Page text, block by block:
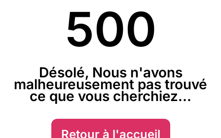
500
Désolé, Nous n'avons
malheureusement pas trouvé
ce que vous cherchiez...
Retour à l'accueil